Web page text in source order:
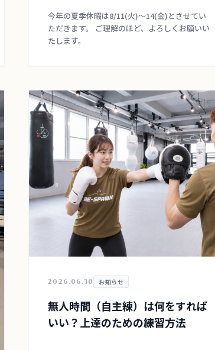
今年の夏季休暇は8/11(火)〜14(金)とさせてい
ただきます。 ご理解のほど、よろしくお願いい
たします。
2026.06.30 お知らせ
無人時間（自主練）は何をすれば
いい？上達のための練習方法